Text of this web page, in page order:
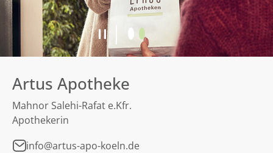
Artus Apotheke
Mahnor Salehi-Rafat e.Kfr.
Apothekerin
info@artus-apo-koeln.de